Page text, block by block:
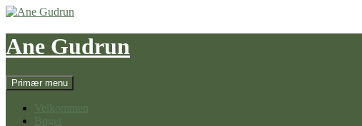
Hop
indhold
Ane Gudrun
Søg
Primær menu